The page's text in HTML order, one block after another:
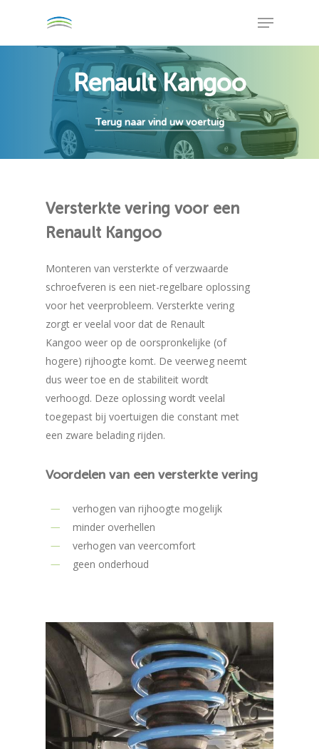
main
Menu
Renault Kangoo
Terug naar vind uw voertuig
Versterkte vering voor een
Renault Kangoo
Monteren van versterkte of verzwaarde
schroefveren is een niet-regelbare oplossing
voor het veerprobleem. Versterkte vering
zorgt er veelal voor dat de Renault
Kangoo weer op de oorspronkelijke (of
hogere) rijhoogte komt. De veerweg neemt
dus weer toe en de stabiliteit wordt
verhoogd. Deze oplossing wordt veelal
toegepast bij voertuigen die constant met
een zware belading rijden.
Voordelen van een versterkte vering
verhogen van rijhoogte mogelijk
minder overhellen
verhogen van veercomfort
geen onderhoud
Close